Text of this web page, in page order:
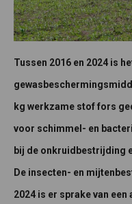
Tussen 2016 en 2024 is
kg werkzame stof fors
voor schimmel- en
bij de onkruidbestrijding
De insecten- en
2024 is er sprake van